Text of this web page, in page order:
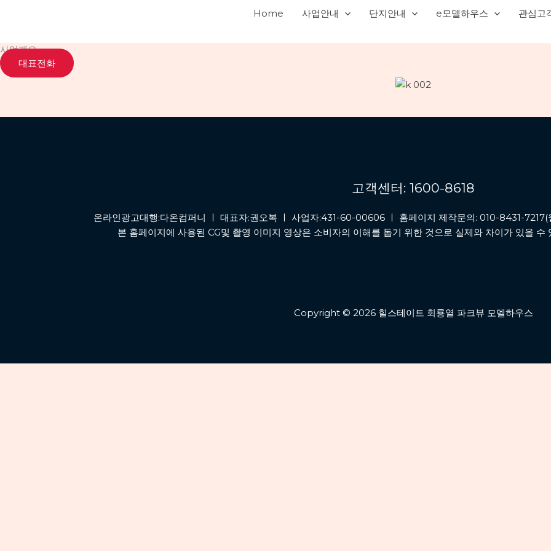
로
건
너
Home 사업안내 단지안내 e모델하우스 관심고
사업개요
대표전화
고객센터: 1600-8618
온라인광고대행:다온컴퍼니 ㅣ 대표자:권오복 ㅣ 사업자:431-60-00606 ㅣ 홈페이지 제작문의: 010-8431-
본 홈페이지에 사용된 CG및 촬영 이미지 영상은 소비자의 이해를 돕기 위한 것으로 실제와 차이가 있을 수
Copyright © 2026 힐스테이트 회룡열 파크뷰 모델하우스